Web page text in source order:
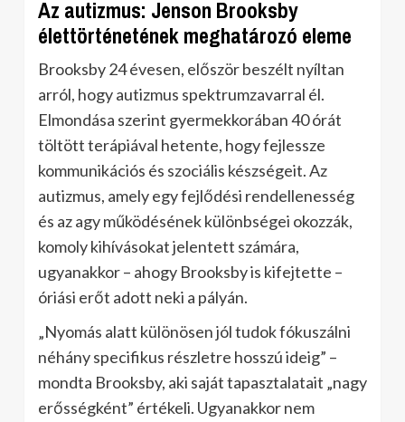
Az autizmus: Jenson Brooksby
élettörténetének meghatározó eleme
Brooksby 24 évesen, először beszélt nyíltan
arról, hogy autizmus spektrumzavarral él.
Elmondása szerint gyermekkorában 40 órát
töltött terápiával hetente, hogy fejlessze
kommunikációs és szociális készségeit. Az
autizmus, amely egy fejlődési rendellenesség
és az agy működésének különbségei okozzák,
komoly kihívásokat jelentett számára,
ugyanakkor – ahogy Brooksby is kifejtette –
óriási erőt adott neki a pályán.
„Nyomás alatt különösen jól tudok fókuszálni
néhány specifikus részletre hosszú ideig” –
mondta Brooksby, aki saját tapasztalatait „nagy
erősségként” értékeli. Ugyanakkor nem